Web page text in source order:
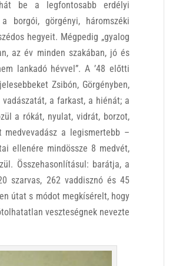
be a legfontosabb erdélyi
borgói, görgényi, háromszéki
hegyeit. Mégpedig „gyalog
az év minden szakában, jó és
lankadó hévvel”. A ’48 előtti
Zsibón, Görgényben,
a farkast, a hiénát; a
a rókát, nyulat, vidrát, borzot,
a legismertebb –
ellenére mindössze 8 medvét,
Összehasonlításul: barátja, a
szarvas, 262 vaddisznó és 45
útat s módot megkísérelt, hogy
veszteségnek nevezte